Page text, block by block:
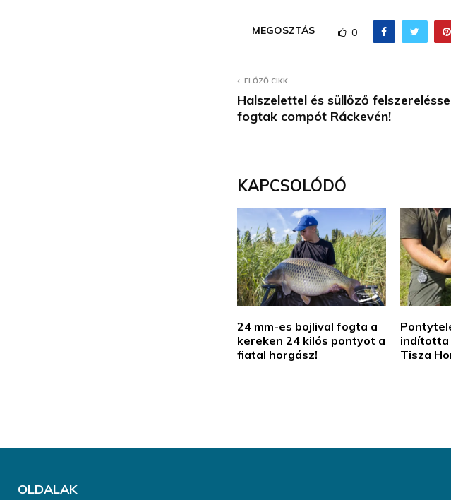
MEGOSZTÁS 0
ELŐZŐ CIKK
Halszelettel és süllőző
fogtak compót Ráckevén!
KAPCSOLÓDÓ
24 mm-es bojlival fogta a
kereken 24 kilós pontyot a
fiatal horgász!
indította
Tisza
OLDALAK